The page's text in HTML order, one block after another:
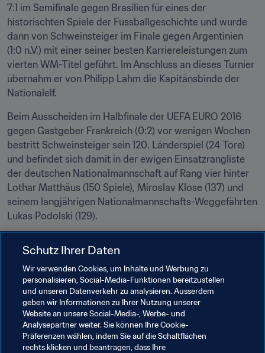
7:1 im Semifinale gegen Brasilien für eines der
historischten Spiele der Fussballgeschichte und wurde
dann von Schweinsteiger im Finale gegen Argentinien
(1:0 n.V.) mit einer seiner besten Karriereleistungen zum
vierten WM-Titel geführt. Im Anschluss an dieses Turnier
übernahm er von Philipp Lahm die Kapitänsbinde der
Nationalelf.
Beim Ausscheiden im Halbfinale der UEFA EURO 2016
gegen Gastgeber Frankreich (0:2) vor wenigen Wochen
bestritt Schweinsteiger sein 120. Länderspiel (24 Tore)
und befindet sich damit in der ewigen Einsatzrangliste
der deutschen Nationalmannschaft auf Rang vier hinter
Lothar Matthäus (150 Spiele), Miroslav Klose (137) und
seinem langjährigen Nationalmannschafts-Weggefährten
Lukas Podolski (129).
2018™ trifft Deutschland in der Gruppe C nun ohne eine
lange Jahre prägende Figur auf die Tschechische
Republik, Nordirland, Norwegen, Aserbaidschan und San
Marino. Außerdem muss der amtierende FIFA-
Weltmeister nun einen neuen Kapitän bestimmen, der
das Team beim FIFA Konföderationen-Pokal Russland
2017 anführen soll.
Schutz Ihrer Daten
Wir verwenden Cookies, um Inhalte und Werbung zu
personalisieren, Social-Media-Funktionen bereitzustellen
und unseren Datenverkehr zu analysieren. Ausserdem
geben wir Informationen zu Ihrer Nutzung unserer
Website an unsere Social-Media-, Werbe- und
Analysepartner weiter. Sie können Ihre Cookie-
Präferenzen wählen, indem Sie auf die Schaltflächen
rechts klicken und beantragen, dass Ihre